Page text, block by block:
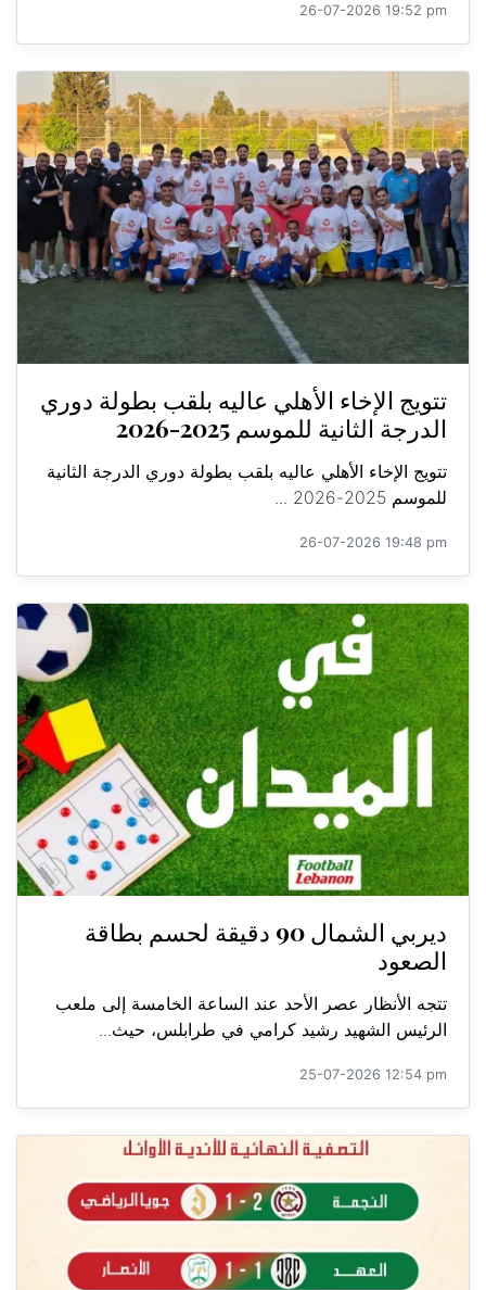
26-07-2026 19:52 pm
تتويج الإخاء الأهلي عاليه بلقب بطولة دوري
الدرجة الثانية للموسم 2025-2026
تتويج الإخاء الأهلي عاليه بلقب بطولة دوري الدرجة الثانية
للموسم 2025-2026 ...
26-07-2026 19:48 pm
ديربي الشمال 90 دقيقة لحسم بطاقة
الصعود
تتجه الأنظار عصر الأحد عند الساعة الخامسة إلى ملعب
الرئيس الشهيد رشيد كرامي في طرابلس، حيث...
25-07-2026 12:54 pm